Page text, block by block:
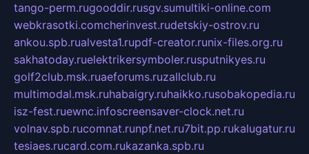
tango-perm.rugooddir.rusgv.sumultiki-online.com
webkrasotki.comcherinvest.rudetskiy-ostrov.ru
ankou.spb.rualvesta1.rupdf-creator.runix-files.org.ru
sakhatoday.ruelektrikersymboler.rusputnikyes.ru
golf2club.msk.ruaeforums.ruzallclub.ru
multimodal.msk.ruhabaigry.ruhaikko.rusobakopedia.ru
isz-fest.ruewnc.infoscreensaver-clock.net.ru
volnav.spb.rucomnat.runpf.net.ru7bit.pp.rukalugatur.ru
tesiaes.rucard.com.rukazanka.spb.ru